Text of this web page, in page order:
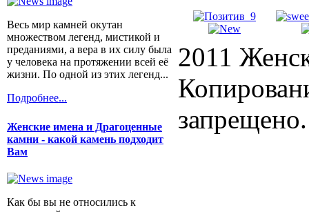
Весь мир камней окутан
множеством легенд, мистикой и
преданиями, а вера в их силу была
у человека на протяжении всей её
жизни. По одной из этих легенд...
Подробнее...
Женские имена и Драгоценные
камни - какой камень подходит
Вам
Как бы вы не относились к
2011
запрещено.